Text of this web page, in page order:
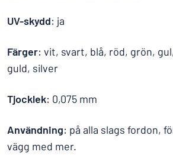
UV-skydd: ja
Färger: vit, svart, blå, röd, grön,
guld, silver
Tjocklek: 0,075 mm
Användning: på alla slags fordon,
vägg med mer.